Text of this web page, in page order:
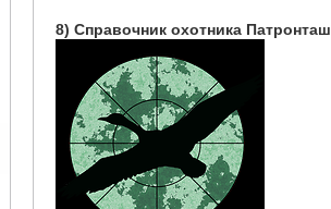
8) Справочник охотника Патронташ